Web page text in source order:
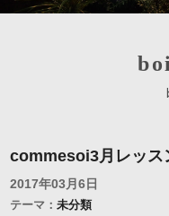
commesoi3月レッス
2017年03月6日
テーマ：未分類